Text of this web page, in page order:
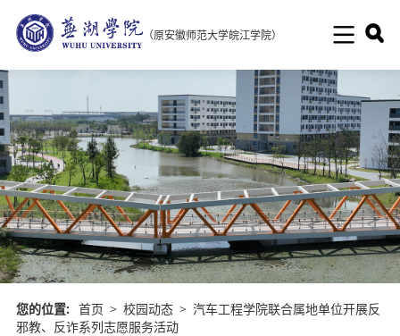
（原安徽师范大学皖江学院）
您的位置: 首页 > 校园动态 > 汽车工程学院联合属地单位开展反
邪教、反诈系列志愿服务活动